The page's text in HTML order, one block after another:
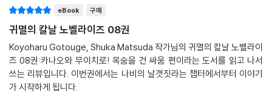
eBook 구매
귀멸의 칼날 노벨라이즈 08권
Koyoharu Gotouge, Shuka Matsuda 작가님의 귀멸의 칼날 노벨라이
즈 08권:카나오와 무이치로! 목숨을 건 싸움 편이라는 도서를 읽고 나서
쓰는 리뷰입니다. 이번권에서는 나비의 날갯짓라는 챕터에서부터 이야기
가 시작하게 됩니다.